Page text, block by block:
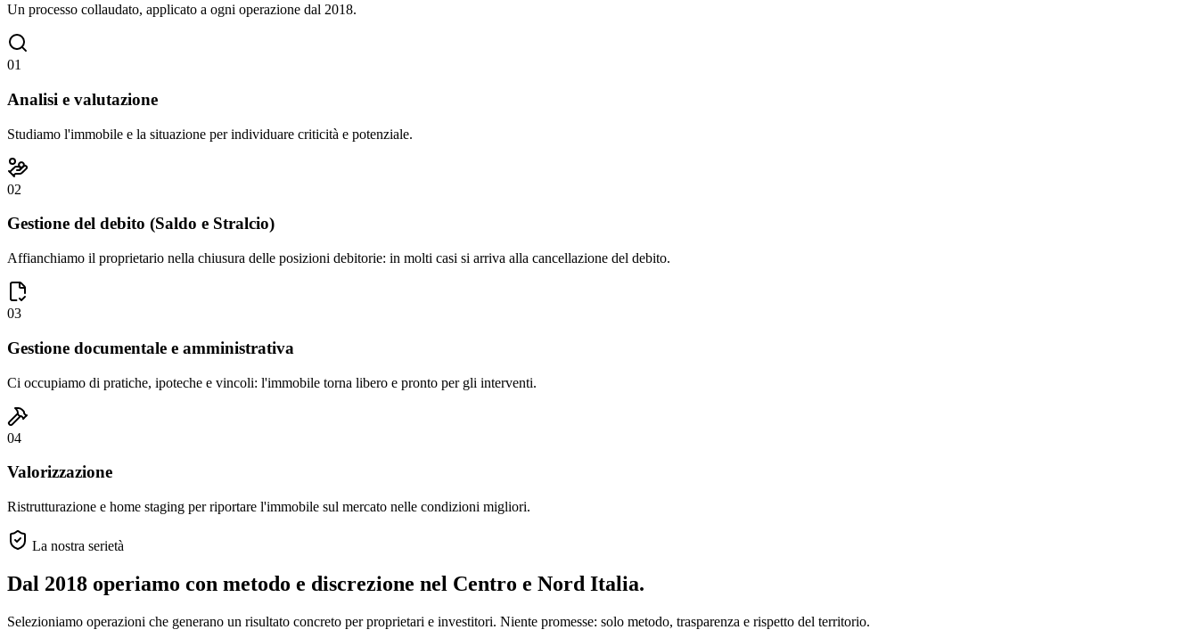
Un processo collaudato, applicato a ogni operazione dal 2018.
01
Analisi e valutazione
Studiamo l'immobile e la situazione per individuare criticità e potenziale.
02
Gestione del debito (Saldo e Stralcio)
Affianchiamo il proprietario nella chiusura delle posizioni debitorie: in molti casi si arriva alla cancellazione del debito.
03
Gestione documentale e amministrativa
Ci occupiamo di pratiche, ipoteche e vincoli: l'immobile torna libero e pronto per gli interventi.
04
Valorizzazione
Ristrutturazione e home staging per riportare l'immobile sul mercato nelle condizioni migliori.
La nostra serietà
Dal 2018 operiamo con metodo e discrezione nel Centro e Nord Italia.
Selezioniamo operazioni che generano un risultato concreto per proprietari e investitori. Niente promesse: solo metodo, trasparenza e rispetto del territorio.